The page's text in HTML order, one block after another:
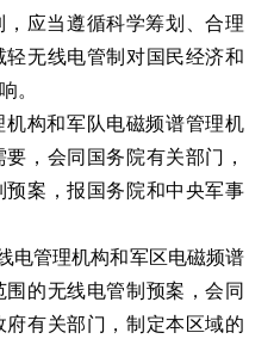
，应当遵循科学筹划、合理
无线电管制对国民经济和
。
机构和军队电磁频谱管理机
，会同国务院有关部门，
案，报国务院和中央军事
电管理机构和军区电磁频谱
的无线电管制预案，会同
有关部门，制定本区域的